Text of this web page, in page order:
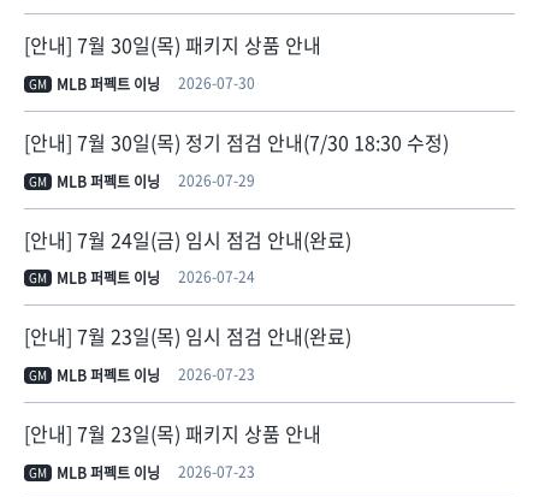
[안내] 7월 30일(목) 패키지 상품 안내
GM MLB 퍼펙트 이닝 2026-07-30
[안내] 7월 30일(목) 정기 점검 안내(7/30 18:30 수정)
GM MLB 퍼펙트 이닝 2026-07-29
[안내] 7월 24일(금) 임시 점검 안내(완료)
GM MLB 퍼펙트 이닝 2026-07-24
[안내] 7월 23일(목) 임시 점검 안내(완료)
GM MLB 퍼펙트 이닝 2026-07-23
[안내] 7월 23일(목) 패키지 상품 안내
GM MLB 퍼펙트 이닝 2026-07-23